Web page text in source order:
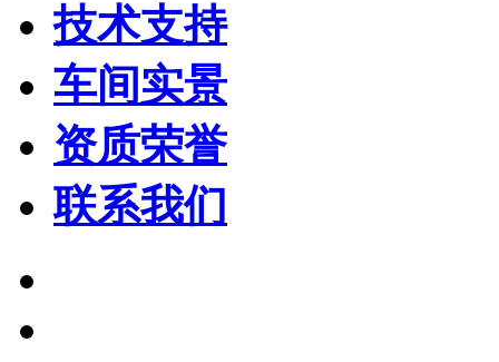
技术支持
车间实景
资质荣誉
联系我们